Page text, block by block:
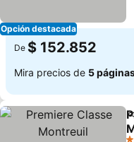
Opción destacada
De $ 152.852
Mira precios de 5